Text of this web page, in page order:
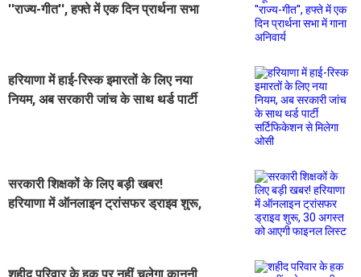
''राज्य-गीत'', हफ्ते में एक दिन प्रार्थना सभा
हरियाणा में हाई-रिस्क इमारतों के लिए नया
नियम, अब सरकारी जांच के साथ थर्ड पार्टी
सरकारी शिक्षकों के लिए बड़ी खबर!
हरियाणा में ऑनलाइन ट्रांसफर ड्राइव शुरू,